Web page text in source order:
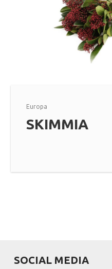
Europa
SKIMMIA
SOCIAL MEDIA